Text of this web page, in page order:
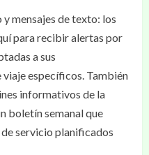
mensajes de texto: los
para recibir alertas por
a sus
específicos. También
informativos de la
boletín semanal que
servicio planificados